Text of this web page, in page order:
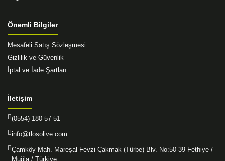
Önemli Bilgiler
Mesafeli Satış Sözleşmesi
Gizlilik ve Güvenlik
İptal ve İade Şartları
İletişim
(0554) 180 57 51
info@tlosolive.com
Çamköy Mah. Mareşal Fevzi Çakmak (Türbe) Blv. No:50-39 Fethiye /
Muğla / Türkiye